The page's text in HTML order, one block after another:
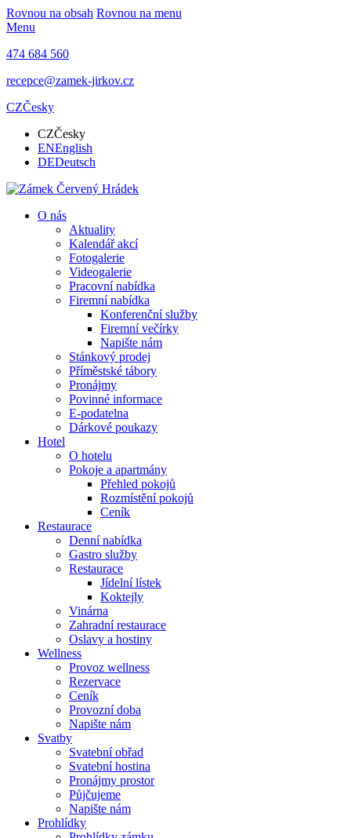
Rovnou na obsah Rovnou na menu
Menu
474 684 560
recepce@zamek-jirkov.cz
CZČesky
CZČesky
ENEnglish
DEDeutsch
O nás
Aktuality
Kalendář akcí
Fotogalerie
Videogalerie
Pracovní nabídka
Firemní nabídka
Konferenční služby
Firemní večírky
Napište nám
Stánkový prodej
Příměstské tábory
Pronájmy
Povinné informace
E-podatelna
Dárkové poukazy
Hotel
O hotelu
Pokoje a apartmány
Přehled pokojů
Rozmístění pokojů
Ceník
Restaurace
Denní nabídka
Gastro služby
Restaurace
Jídelní lístek
Koktejly
Vinárna
Zahradní restaurace
Oslavy a hostiny
Wellness
Provoz wellness
Rezervace
Ceník
Provozní doba
Napište nám
Svatby
Svatební obřad
Svatební hostina
Pronájmy prostor
Půjčujeme
Napište nám
Prohlídky